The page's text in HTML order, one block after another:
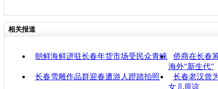
相关报道
朝鲜海鲜进驻长春年货市场受民众青睐
侨商在长春
海外"新生代"
长春雪雕作品群迎春遭游人蹬踏拍照
长春老汉曾
女儿原谅